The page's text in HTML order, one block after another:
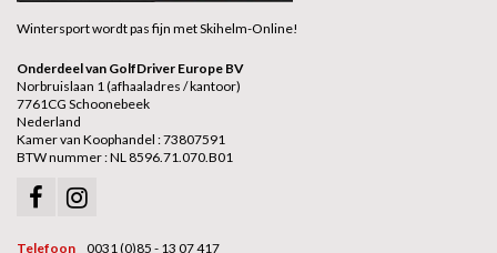
Wintersport wordt pas fijn met Skihelm-Online!
Onderdeel van GolfDriver Europe BV
Norbruislaan 1 (afhaaladres / kantoor)
7761CG Schoonebeek
Nederland
Kamer van Koophandel : 73807591
BTW nummer : NL 8596.71.070.B01
Telefoon 0031 (0)85 - 13 07 417